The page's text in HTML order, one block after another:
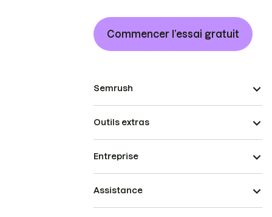
Commencer l’essai gratuit
Semrush
Outils extras
Entreprise
Assistance